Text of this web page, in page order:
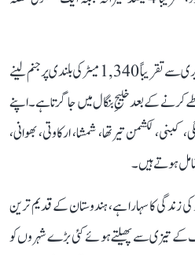
کوڈاگو کے جنگلاتی پہاڑی علاقے تلاکاویری سے تقریباً 1,340 میٹر کی بلندی پر جنم لینے
کلومیٹر کا سفر طے کرنے کے بعد خلیجِ بنگال میں جا گرتا ہے۔ اپنے
لکشمن تیرتھا، شمشا، ارکاوتی، بھوانی،
شامل ہوتے ہیں۔
کی زندگی کا سہارا ہے، ہندوستان کے قدیم ترین
کے تیزی سے پھیلتے ہوئے کئی بڑے شہروں کو